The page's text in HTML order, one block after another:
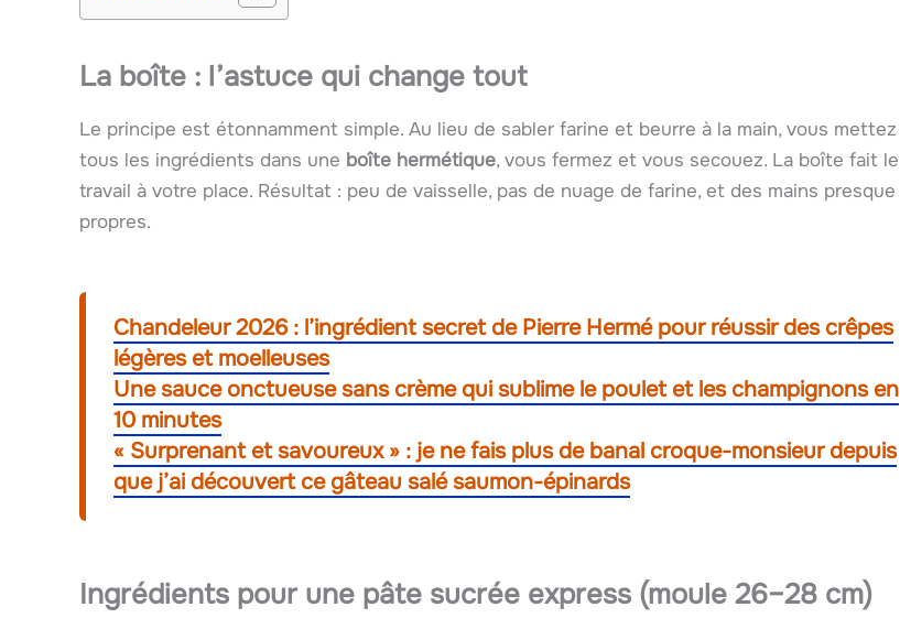
La boîte : l’astuce qui change tout
Le principe est étonnamment simple. Au lieu de sabler farine et beurre à la main, vous mettez
tous les ingrédients dans une boîte hermétique, vous fermez et vous secouez. La boîte fait le
travail à votre place. Résultat : peu de vaisselle, pas de nuage de farine, et des mains presque
propres.
Chandeleur 2026 : l’ingrédient secret de Pierre Hermé pour réussir des crêpes
légères et moelleuses
Une sauce onctueuse sans crème qui sublime le poulet et les champignons en
10 minutes
« Surprenant et savoureux » : je ne fais plus de banal croque-monsieur depuis
que j’ai découvert ce gâteau salé saumon-épinards
Ingrédients pour une pâte sucrée express (moule 26–28 cm)